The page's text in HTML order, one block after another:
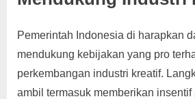
Pemerintah Indonesia di harapkan
mendukung kebijakan yang pro
perkembangan industri kreatif.
ambil termasuk memberikan insentif